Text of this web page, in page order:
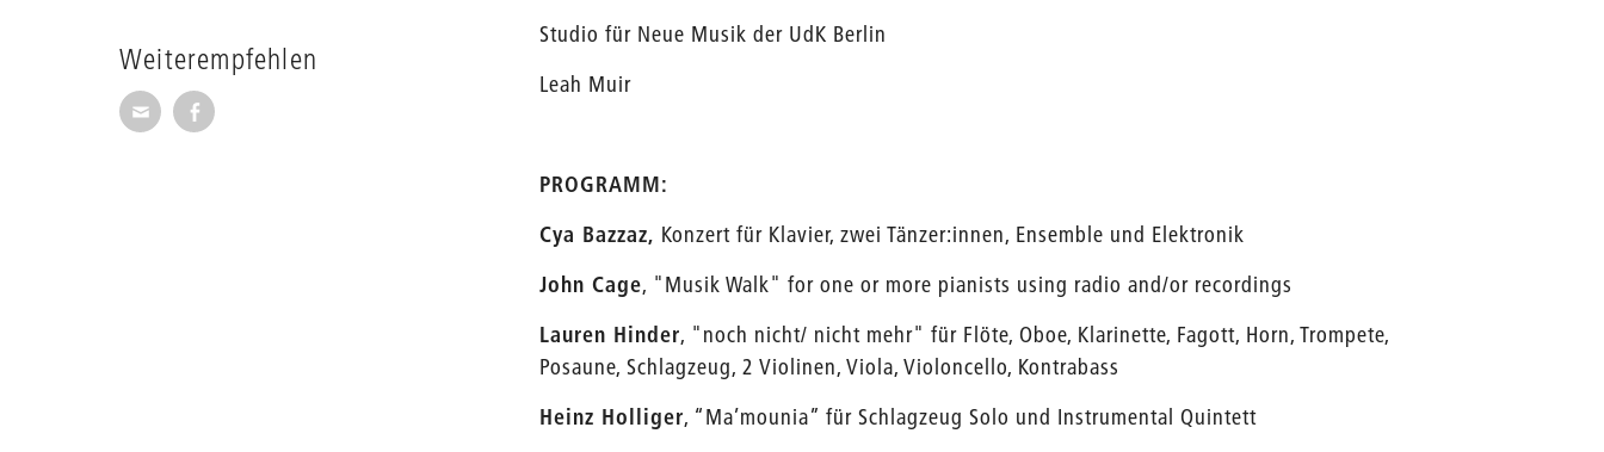
Weiterempfehlen
Seite per E-Mail weiterempfehlen
Seite auf Facebook weiterempfehlen
Studio für Neue Musik der UdK Berlin
Leah Muir
PROGRAMM:
Cya Bazzaz, Konzert für Klavier, zwei Tänzer:innen, Ensemble und Elektronik
John Cage, "Musik Walk" for one or more pianists using radio and/or recordings
Lauren Hinder, "noch nicht/ nicht mehr" für Flöte, Oboe, Klarinette, Fagott, Horn, Trompete,
Posaune, Schlagzeug, 2 Violinen, Viola, Violoncello, Kontrabass
Heinz Holliger, “Ma’mounia” für Schlagzeug Solo und Instrumental Quintett